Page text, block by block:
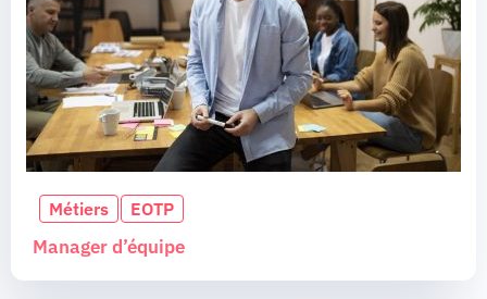
Métiers EOTP
Manager d’équipe